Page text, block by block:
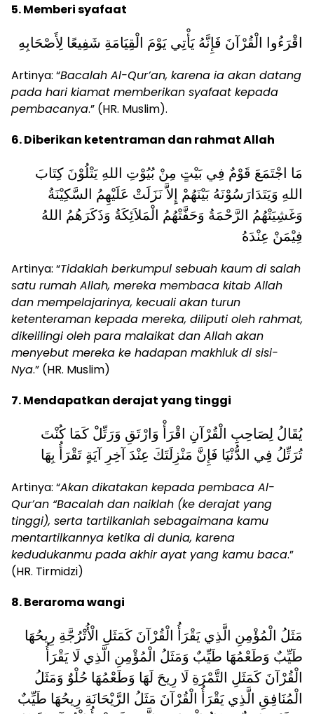
5. Memberi syafaat
اقْرَءُوا الْقُرْآنَ فَإِنَّهُ يَأْتِي يَوْمَ الْقِيَامَةِ شَفِيعًا لِأَصْحَابِهِ
Artinya: “Bacalah Al-Qur’an, karena ia akan datang
pada hari kiamat memberikan syafaat kepada
pembacanya.” (HR. Muslim).
6. Diberikan ketentraman dan rahmat Allah
مَا اجْتَمَعَ قَوْمٌ فِي بَيْتٍ مِنْ بُيُوْتِ اللهِ يَتْلُوْنَ كِتَابَ
اللهِ وَيَتَدَارَسُوْنَهُ بَيْنَهُمْ إِلاَّ نَزَلَتْ عَلَيْهِمُ السَّكِيْنَةُ
وَغَشِيَتْهُمُ الرَّحْمَةُ وَحَفَّتْهُمُ الْمَلاَئِكَةُ وَذَكَرَهُمُ اللهُ
فِيْمَنْ عِنْدَهُ
Artinya: “Tidaklah berkumpul sebuah kaum di salah
satu rumah Allah, mereka membaca kitab Allah
dan mempelajarinya, kecuali akan turun
ketenteraman kepada mereka, diliputi oleh rahmat,
dikelilingi oleh para malaikat dan Allah akan
menyebut mereka ke hadapan makhluk di sisi-
Nya.” (HR. Muslim)
7. Mendapatkan derajat yang tinggi
يُقَالُ لِصَاحِبِ الْقُرْآنِ اقْرَأْ وَارْتَقِ وَرَتِّلْ كَمَا كُنْتَ
تُرَتِّلُ فِي الدُّنْيَا فَإِنَّ مَنْزِلَتَكَ عِنْدَ آخِرِ آيَةٍ تَقْرَأُ بِهَا
Artinya: “Akan dikatakan kepada pembaca Al-
Qur’an “Bacalah dan naiklah (ke derajat yang
tinggi), serta tartilkanlah sebagaimana kamu
mentartilkannya ketika di dunia, karena
kedudukanmu pada akhir ayat yang kamu baca.”
(HR. Tirmidzi)
8. Beraroma wangi
مَثَلُ الْمُؤْمِنِ الَّذِي يَقْرَأُ الْقُرْآنَ كَمَثَلِ الْأُتْرُجَّةِ رِيحُهَا
طَيِّبٌ وَطَعْمُهَا طَيِّبٌ وَمَثَلُ الْمُؤْمِنِ الَّذِي لَا يَقْرَأُ
الْقُرْآنَ كَمَثَلِ التَّمْرَةِ لَا رِيحَ لَهَا وَطَعْمُهَا حُلْوٌ وَمَثَلُ
الْمُنَافِقِ الَّذِي يَقْرَأُ الْقُرْآنَ مَثَلُ الرَّيْحَانَةِ رِيحُهَا طَيِّبٌ